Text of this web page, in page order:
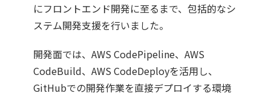
にフロントエンド開発に至るまで、包括的なシ
ステム開発支援を行いました。
開発面では、AWS CodePipeline、AWS
CodeBuild、AWS CodeDeployを活用し、
GitHubでの開発作業を直接デプロイする環境